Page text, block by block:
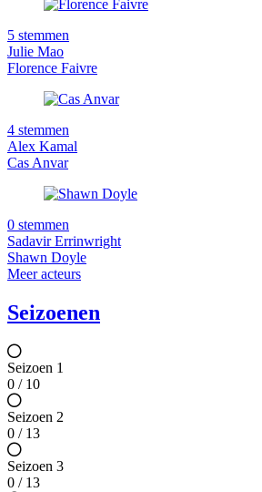
5 stemmen
Julie Mao
Florence Faivre
4 stemmen
Alex Kamal
Cas Anvar
0 stemmen
Sadavir Errinwright
Shawn Doyle
Meer acteurs
Seizoenen
Seizoen 1
0 / 10
Seizoen 2
0 / 13
Seizoen 3
0 / 13